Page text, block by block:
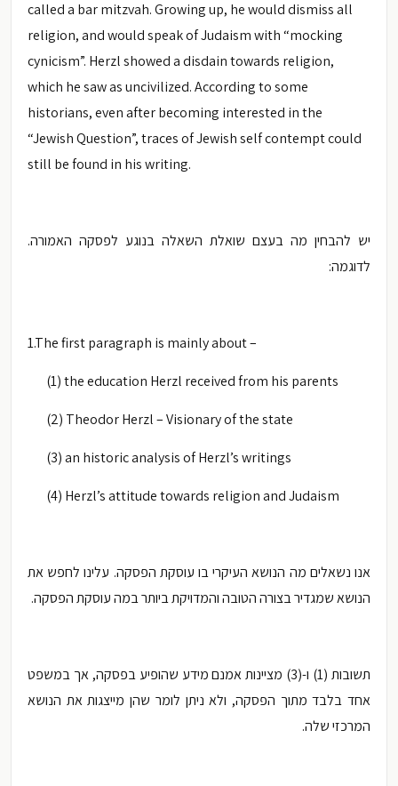
called a bar mitzvah. Growing up, he would dismiss all
religion, and would speak of Judaism with “mocking
cynicism”. Herzl showed a disdain towards religion,
which he saw as uncivilized. According to some
historians, even after becoming interested in the
“Jewish Question”, traces of Jewish self contempt could
still be found in his writing.
יש להבחין מה בעצם שואלת השאלה בנוגע לפסקה האמורה.
לדוגמה:
1.The first paragraph is mainly about –
(1) the education Herzl received from his parents
(2) Theodor Herzl – Visionary of the state
(3) an historic analysis of Herzl’s writings
(4) Herzl’s attitude towards religion and Judaism
אנו נשאלים מה הנושא העיקרי בו עוסקת הפסקה. עלינו לחפש את
הנושא שמגדיר בצורה הטובה והמדויקת ביותר במה עוסקת הפסקה.
תשובות (1) ו-(3) מציינות אמנם מידע שהופיע בפסקה, אך במשפט
אחד בלבד מתוך הפסקה, ולא ניתן לומר שהן מייצגות את הנושא
המרכזי שלה.